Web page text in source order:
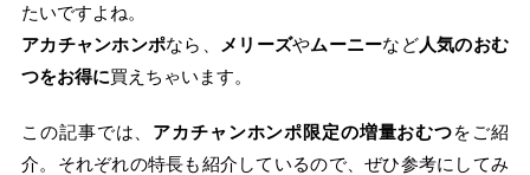
たいですよね。
アカチャンホンポなら、 メリーズやムーニーなど人気のおむ
つをお得に買えちゃいます。
この記事では、 アカチャンホンポ限定の増量おむつをご紹
介。それぞれの特長も紹介しているので、ぜひ参考にしてみ